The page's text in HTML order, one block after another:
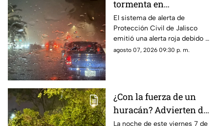
tormenta en
Guadalajara; advierten
de caída de árboles e
inundaciones
El sistema de alerta de
Protección Civil de Jalisco
emitió una alerta roja debido a
la fuerte tormenta que se
agosto 07, 2026 09:30 p. m.
¿Con la fuerza de un
huracán? Advierten de
FUERTES RACHAS DE
La noche de este viernes 7 de